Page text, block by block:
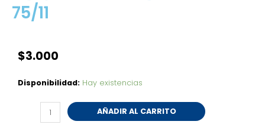
75/11
$3.000
Disponibilidad: Hay existencias
Aguja
AÑADIR AL CARRITO